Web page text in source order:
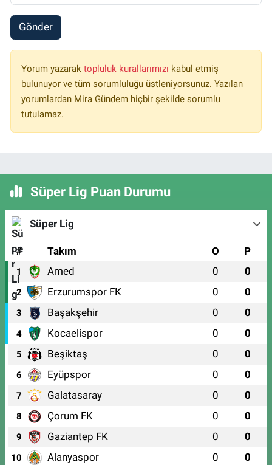
Gönder
Yorum yazarak topluluk kurallarımızı kabul etmiş
bulunuyor ve tüm sorumluluğu üstleniyorsunuz. Yazılan
yorumlardan Mira Gündem hiçbir şekilde sorumlu
tutulamaz.
Süper Lig Puan Durumu
Süper Lig
# Takım O P
1 Amed 0 0
2 Erzurumspor FK 0 0
3 Başakşehir 0 0
4 Kocaelispor 0 0
5 Beşiktaş 0 0
6 Eyüpspor 0 0
7 Galatasaray 0 0
8 Çorum FK 0 0
9 Gaziantep FK 0 0
10 Alanyaspor 0 0